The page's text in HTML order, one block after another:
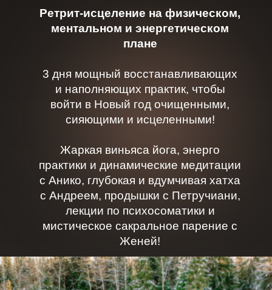
Ретрит-исцеление на физическом,
ментальном и энергетическом
плане
3 дня мощный восстанавливающих
и наполняющих практик, чтобы
войти в Новый год очищенными,
сияющими и исцеленными!
Жаркая виньяса йога, энерго
практики и динамические медитации
с Анико, глубокая и вдумчивая хатха
с Андреем, продышки с Петручиани,
лекции по психосоматики и
мистическое сакральное парение с
Женей!